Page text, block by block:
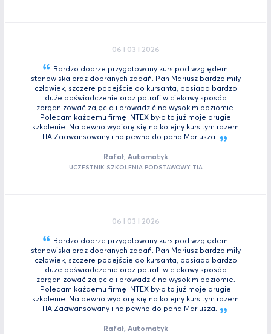
06 I 03 I 2026
Bardzo dobrze przygotowany kurs pod względem
stanowiska oraz dobranych zadań. Pan Mariusz bardzo miły
człowiek, szczere podejście do kursanta, posiada bardzo
duże doświadczenie oraz potrafi w ciekawy sposób
zorganizować zajęcia i prowadzić na wysokim poziomie.
Polecam każdemu firmę INTEX było to już moje drugie
szkolenie. Na pewno wybiorę się na kolejny kurs tym razem
TIA Zaawansowany i na pewno do pana Mariusza.
Rafał, Automatyk
UCZESTNIK SZKOLENIA PODSTAWOWY TIA
06 I 03 I 2026
Bardzo dobrze przygotowany kurs pod względem
stanowiska oraz dobranych zadań. Pan Mariusz bardzo miły
człowiek, szczere podejście do kursanta, posiada bardzo
duże doświadczenie oraz potrafi w ciekawy sposób
zorganizować zajęcia i prowadzić na wysokim poziomie.
Polecam każdemu firmę INTEX było to już moje drugie
szkolenie. Na pewno wybiorę się na kolejny kurs tym razem
TIA Zaawansowany i na pewno do pana Mariusza.
Rafał, Automatyk